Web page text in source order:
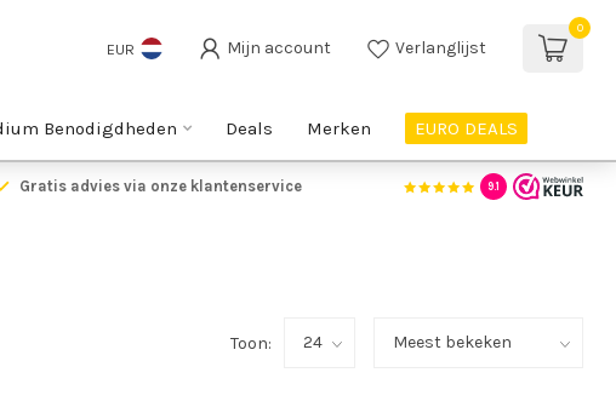
EUR Mijn account Verlanglijst
0
Benodigdheden Deals Merken EURO DEALS
Gratis advies via onze klantenservice 9.1
Toon: